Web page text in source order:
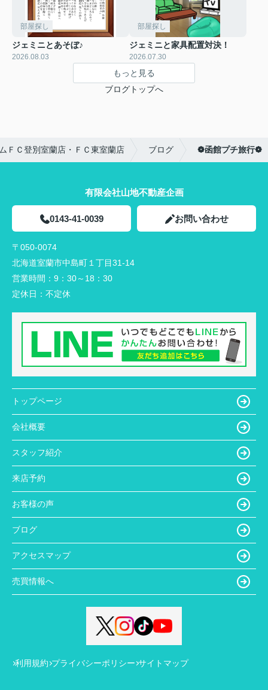
部屋探し
ジェミニとあそぼ♪
2026.08.03
部屋探し
ジェミニと家具配置対決！
2026.07.30
もっと見る
ブログトップへ
ＦＣ登別室蘭店・ＦＣ東室蘭店 ブログ ❁函館プチ旅行❁
有限会社山地不動産企画
0143-41-0039 お問い合わせ
〒050-0074
北海道室蘭市中島町１丁目31-14
営業時間： 9：30～18：30
定休日： 不定休
トップページ
会社概要
スタッフ紹介
来店予約
お客様の声
ブログ
アクセスマップ
売買情報へ
利用規約 プライバシーポリシー サイトマップ